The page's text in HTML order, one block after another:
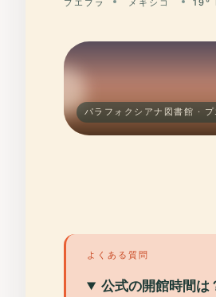
プエブラ メキシコ 19°
パラフォクシアナ図書館 · プ
よくある質問
公式の開館時間は